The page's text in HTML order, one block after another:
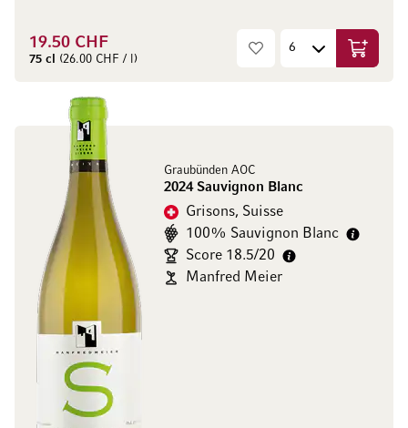
19.50 CHF
75 cl (26.00 CHF / l) Ajouter
Graubünden AOC
2024 Sauvignon Blanc
Grisons, Suisse
100% Sauvignon Blanc
Score 18.5/20
Manfred Meier